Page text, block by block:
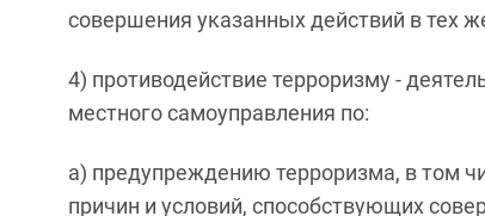
совершения указанных действий в тех
4) противодействие терроризму -
местного самоуправления по:
а) предупреждению терроризма, в том
причин и условий, способствующих